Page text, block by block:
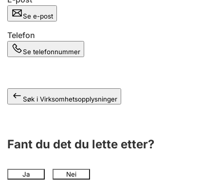
Andre tema
Se e-post
Telefon
Se telefonnummer
Søk i Virksomhetsopplysninger
Fant du det du lette etter?
Ja Nei